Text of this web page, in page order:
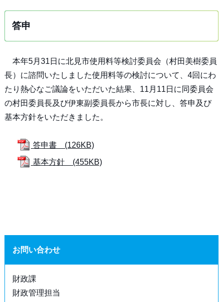
答申
本年5月31日に北見市使用料等検討委員会（村田美樹委員
長）に諮問いたしました使用料等の検討について、4回にわ
たり熱心なご議論をいただいた結果、11月11日に同委員会
の村田委員長及び伊東副委員長から市長に対し、答申及び
基本方針をいただきました。
答申書 (126KB)
基本方針 (455KB)
お問い合わせ
財政課
財政管理担当